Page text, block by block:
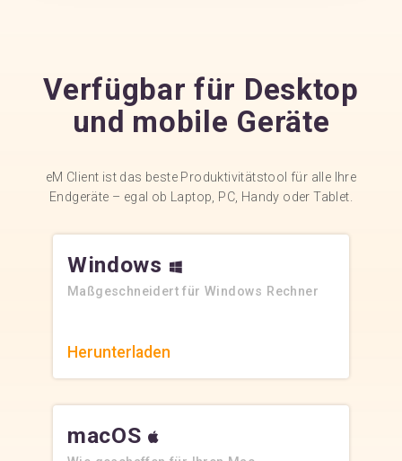
Verfügbar für Desktop
und mobile Geräte
eM Client ist das beste Produktivitätstool für alle Ihre
Endgeräte – egal ob Laptop, PC, Handy oder Tablet.
Windows
Maßgeschneidert für Windows Rechner
Herunterladen
macOS